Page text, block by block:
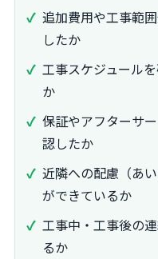
追加費用や工事範
したか
工事スケジュール
か
保証やアフターサ
認したか
近隣への配慮（あ
ができているか
工事中・工事後の
るか